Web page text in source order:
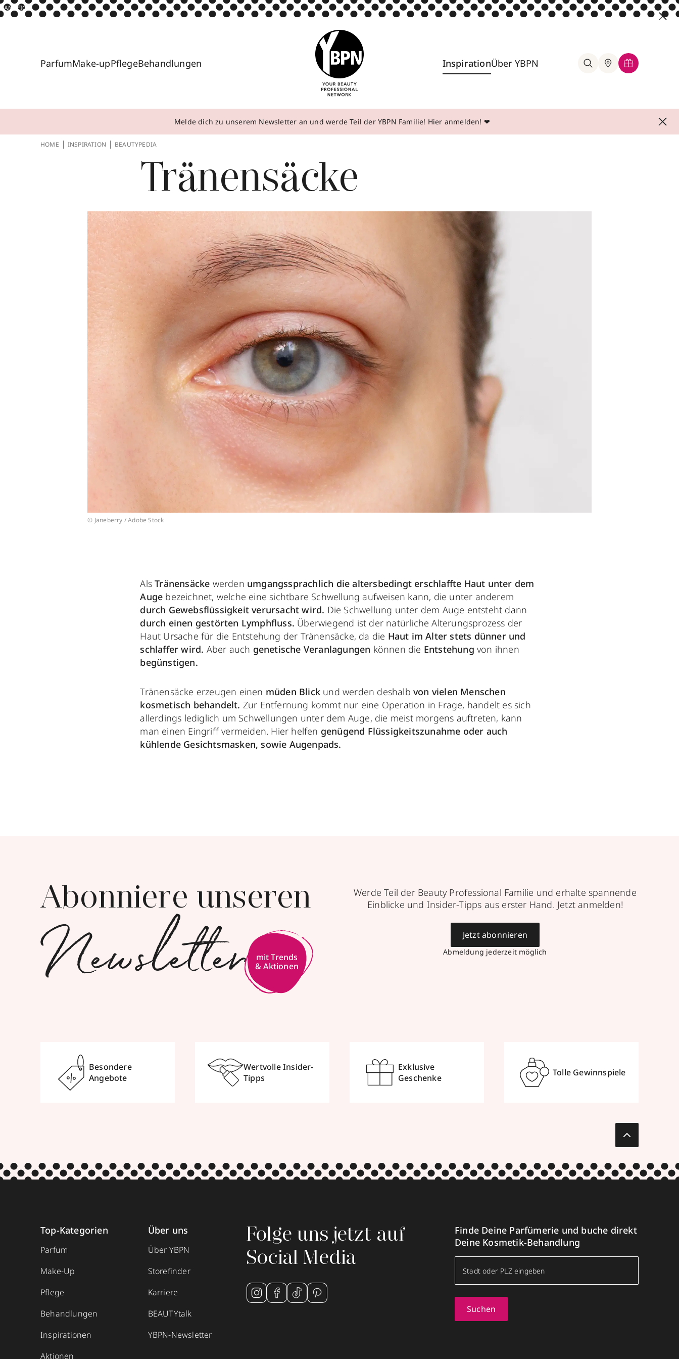
ANZEIGE
ParfumMake-upPflegeBehandlungen InspirationÜber YBPN
Melde dich zu unserem Newsletter an und werde Teil der YBPN Familie! Hier anmelden! ❤
HOME INSPIRATION BEAUTYPEDIA
Tränensäcke
© Janeberry / Adobe Stock
AlsTränensäcke werden umgangssprachlich die altersbedingt erschlaffte Haut unter dem
Auge bezeichnet, welche eine sichtbare Schwellung aufweisen kann, die unter anderem
durch Gewebsflüssigkeit verursacht wird. Die Schwellung unter dem Auge entsteht dann
durch einen gestörten Lymphfluss. Überwiegend ist der natürliche Alterungsprozess der
Haut Ursache für die Entstehung der Tränensäcke, da die Haut im Alter stets dünner und
schlaffer wird. Aber auch genetische Veranlagungen können die Entstehung von ihnen
begünstigen.
Tränensäcke erzeugen einen müden Blickund werden deshalb von vielen Menschen
kosmetisch behandelt. Zur Entfernung kommt nur eine Operation in Frage, handelt es sich
allerdings lediglich um Schwellungen unter dem Auge, die meist morgens auftreten, kann
man einen Eingriff vermeiden. Hier helfen genügend Flüssigkeitszunahme oder auch
kühlende Gesichtsmasken, sowie Augenpads.
Abonniere unseren
Newsletter
Werde Teil der Beauty Professional Familie und erhalte spannende
Einblicke und Insider-Tipps aus erster Hand. Jetzt anmelden!
Abmeldung jederzeit möglich
Jetzt abonnieren
Besondere
Angebote
Wertvolle Insider-
Tipps
Exklusive
Geschenke
Tolle Gewinnspiele
Top-Kategorien
Parfum
Make-Up
Pflege
Behandlungen
Inspirationen
Aktionen
Über uns
Über YBPN
Storefinder
Karriere
BEAUTYtalk
YBPN-Newsletter
Folge uns jetzt auf
Social Media
Finde Deine Parfümerie und buche direkt
Deine Kosmetik-Behandlung
Suchen